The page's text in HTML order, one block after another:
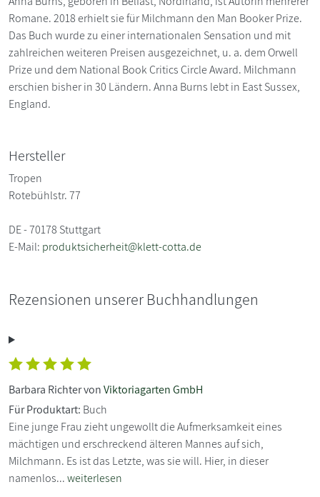
Romane. 2018 erhielt sie für Milchmann den Man Booker Prize.
Das Buch wurde zu einer internationalen Sensation und mit
zahlreichen weiteren Preisen ausgezeichnet, u. a. dem Orwell
Prize und dem National Book Critics Circle Award. Milchmann
erschien bisher in 30 Ländern. Anna Burns lebt in East Sussex,
England.
Hersteller
Tropen
Rotebühlstr. 77
DE - 70178 Stuttgart
E-Mail: produktsicherheit@klett-cotta.de
Rezensionen unserer Buchhandlungen
Barbara Richter vonViktoriagarten GmbH
Für Produktart: Buch
Eine junge Frau zieht ungewollt die Aufmerksamkeit eines
mächtigen und erschreckend älteren Mannes auf sich,
Milchmann. Es ist das Letzte, was sie will. Hier, in dieser
namenlos...weiterlesen